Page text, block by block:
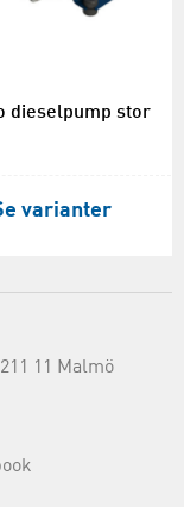
dieselpump stor
varianter
11 Malmö